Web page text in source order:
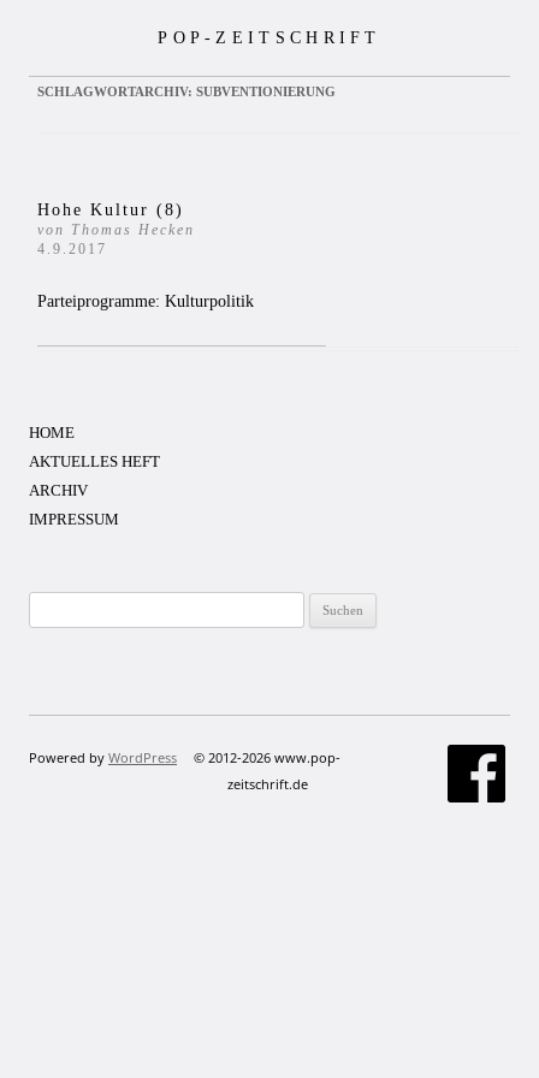
POP-ZEITSCHRIFT
SCHLAGWORTARCHIV: SUBVENTIONIERUNG
Hohe Kultur (8)
von Thomas Hecken
4.9.2017
Parteiprogramme: Kulturpolitik
HOME
AKTUELLES HEFT
ARCHIV
IMPRESSUM
nach:
Powered by WordPress
© 2012-2026 www.pop-
zeitschrift.de